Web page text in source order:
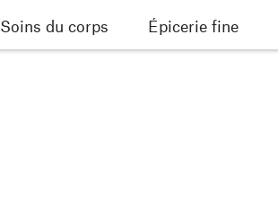
Soins du corps Épicerie fine